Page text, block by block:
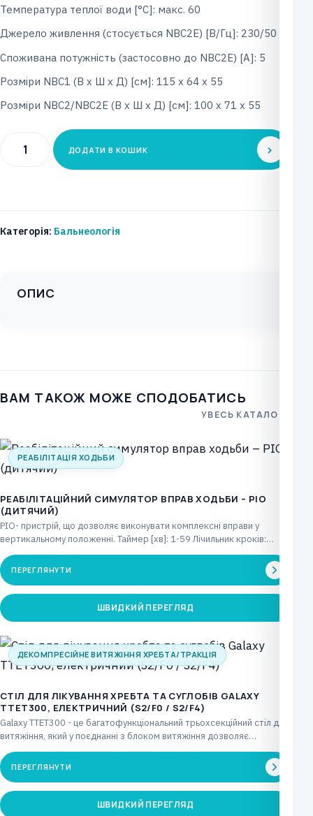
Температура теплої води [°C]: макс. 60
Джерело живлення (стосується NBC2E) [В/Гц]: 230/50
Споживана потужність (застосовно до NBC2E) [A]: 5
Розміри NBC1 (В x Ш x Д) [см]: 115 х 64 х 55
Розміри NBC2/NBC2E (В x Ш x Д) [см]: 100 х 71 х 55
установка
NBC2/
ДОДАТИ В КОШИК
Категорія: Бальнеологія
ОПИС
ВАМ ТАКОЖ МОЖЕ СПОДОБАТИСЬ
УВЕСЬ КАТАЛОГ
РЕАБІЛІТАЦІЯ ХОДЬБИ
РЕАБІЛІТАЦІЙНИЙ СИМУЛЯТОР ВПРАВ ХОДЬБИ – PIO
(ДИТЯЧИЙ)
PIO- пристрій, що дозволяє виконувати комплексні вправи у
вертикальному положенні. Таймер [хв]: 1-59 Лічильник кроків:
макс.…
ПЕРЕГЛЯНУТИ
ШВИДКИЙ ПЕРЕГЛЯД
ДЕКОМПРЕСІЙНЕ ВИТЯЖІННЯ ХРЕБТА/ТРАКЦІЯ
CТІЛ ДЛЯ ЛІКУВАННЯ ХРЕБТА ТА СУГЛОБІВ GALAXY
TTET300, ЕЛЕКТРИЧНИЙ (S2/F0 / S2/F4)
Galaxy TTET300 - це багатофункціональний трьохсекційний стіл для
витяжіння, який у поєднанні з блоком витяжіння дозволяє…
ПЕРЕГЛЯНУТИ
ШВИДКИЙ ПЕРЕГЛЯД